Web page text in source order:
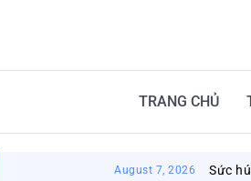
TRANG CHỦ
August 7, 2026 Sức hút từ nhà